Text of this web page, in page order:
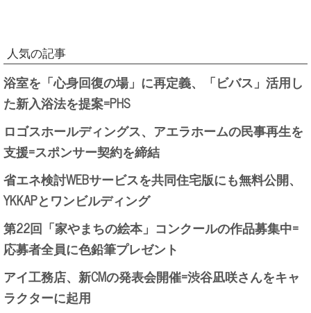
人気の記事
浴室を「心身回復の場」に再定義、「ビバス」活用し
た新入浴法を提案=PHS
ロゴスホールディングス、アエラホームの民事再生を
支援=スポンサー契約を締結
省エネ検討WEBサービスを共同住宅版にも無料公開、
YKKAPとワンビルディング
第22回「家やまちの絵本」コンクールの作品募集中=
応募者全員に色鉛筆プレゼント
アイ工務店、新CMの発表会開催=渋谷凪咲さんをキャ
ラクターに起用